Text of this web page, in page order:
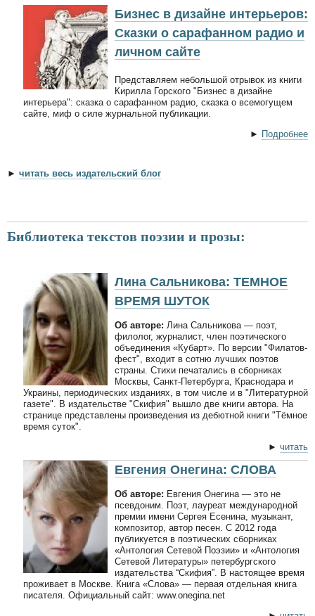
Бизнес в дизайне интерьеров:
Сказки о сарафанном радио и
личном сайте
Представляем небольшой отрывок из книги
Кирилла Горского "Бизнес в дизайне
интерьера": сказка о сарафанном радио, сказка о всемогущем
сайте, миф о силе журнальной публикации.
► Подробнее
► читать весь издательский блог
Библиотека текстов поэзии и прозы:
Лина Сальникова: ТЕМНОЕ
ВРЕМЯ ШУТОК
Об авторе: Лина Сальникова — поэт,
филолог, журналист, член поэтического
объединения «Кубарт». По версии "Филатов-
фест", входит в сотню лучших поэтов
страны. Стихи печатались в сборниках
Москвы, Санкт-Петербурга, Краснодара и
Украины, периодических изданиях, в том числе и в "Литературной
газете". В издательстве "Скифия" вышло две книги автора. На
странице представлены произведения из дебютной книги "Тёмное
время суток".
► читать
Евгения Онегина: СЛОВА
Об авторе: Евгения Онегина — это не
псевдоним. Поэт, лауреат международной
премии имени Сергея Есенина, музыкант,
композитор, автор песен. С 2012 года
публикуется в поэтических сборниках
«Антология Сетевой Поэзии» и «Антология
Сетевой Литературы» петербургского
издательства “Скифия”. В настоящее время
проживает в Москве. Книга «Слова» — первая отдельная книга
писателя. Официальный сайт: www.onegina.net